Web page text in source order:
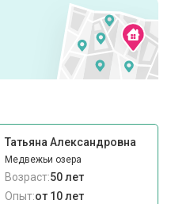
Татьяна Александровна
Медвежьи озера
Возраст:50 лет
Опыт:от 10 лет